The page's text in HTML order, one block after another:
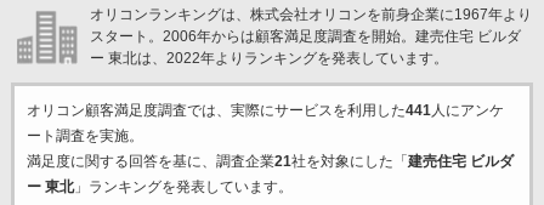
オリコンランキングは、株式会社オリコンを前身企業に1967年より
スタート。2006年からは顧客満足度調査を開始。建売住宅 ビルダ
ー 東北は、2022年よりランキングを発表しています。
オリコン顧客満足度調査では、実際にサービスを利用した441人にアンケ
ート調査を実施。
満足度に関する回答を基に、調査企業21社を対象にした「 建売住宅 ビルダ
ー 東北」ランキングを発表しています。